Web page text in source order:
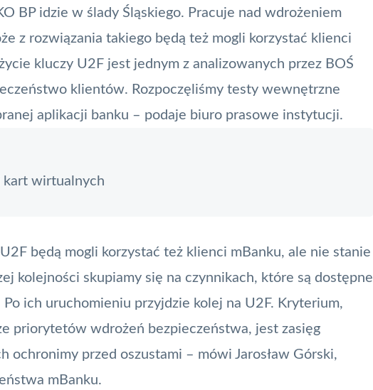
BP idzie w ślady Śląskiego. Pracuje nad wdrożeniem
z rozwiązania takiego będą też mogli korzystać klienci
kluczy U2F jest jednym z analizowanych przez BOŚ
klientów. Rozpoczęliśmy testy wewnętrzne
aplikacji banku – podaje biuro prasowe instytucji.
kart wirtualnych
będą mogli korzystać też klienci mBanku, ale nie stanie
kolejności skupiamy się na czynnikach, które są dostępne
ich uruchomieniu przyjdzie kolej na U2F. Kryterium,
priorytetów wdrożeń bezpieczeństwa, jest zasięg
ochronimy przed oszustami – mówi Jarosław Górski,
mBanku.